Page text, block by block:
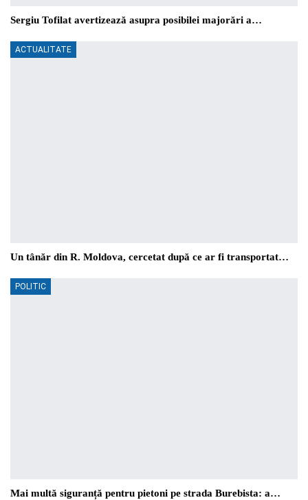
Sergiu Tofilat avertizează asupra posibilei majorări a…
ACTUALITATE
Un tânăr din R. Moldova, cercetat după ce ar fi transportat…
POLITIC
Mai multă siguranță pentru pietoni pe strada Burebista: a…